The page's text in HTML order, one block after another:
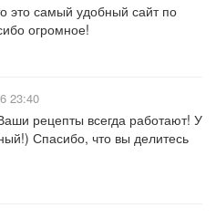
это самый удобный сайт по
огромное!
23:40
рецепты всегда работают! У
Спасибо, что вы делитесь